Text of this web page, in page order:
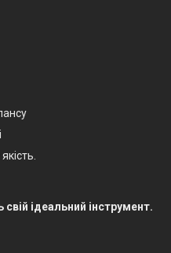
ідеальний інструмент.